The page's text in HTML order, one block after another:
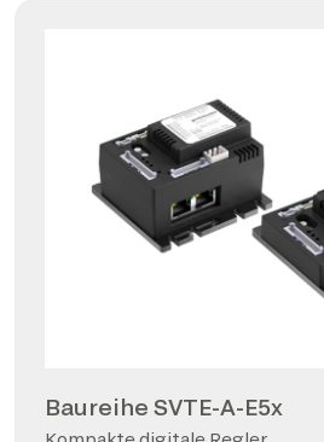
Baureihe SVTE-A-E5x